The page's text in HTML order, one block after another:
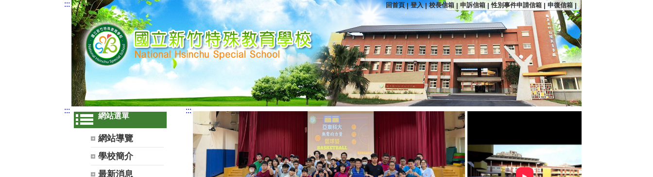
::: 回首頁|登入|校長信箱 | 申訴信箱 |性別事件申請信箱| 申復信箱|
:::
網站選單
網站導覽
學校簡介
最新消息
:::